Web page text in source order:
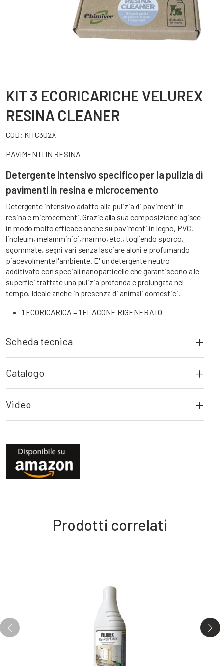
KIT 3 ECORICARICHE VELUREX
RESINA CLEANER
COD: KITC302X
PAVIMENTI IN RESINA
Detergente intensivo specifico per la pulizia di
pavimenti in resina e microcemento
Detergente intensivo adatto alla pulizia di pavimenti in
resina e microcementi. Grazie alla sua composizione agisce
in modo molto efficace anche su pavimenti in legno, PVC,
linoleum, melamminici, marmo, etc., togliendo sporco,
sgommate, segni vari senza lasciare aloni e profumando
piacevolmente l'ambiente. E' un detergente neutro
additivato con speciali nanoparticelle che garantiscono alle
superfici trattate una pulizia profonda e prolungata nel
tempo. Ideale anche in presenza di animali domestici.
1 ECORICARICA = 1 FLACONE RIGENERATO
Scheda tecnica
Catalogo
Video
Prodotti correlati